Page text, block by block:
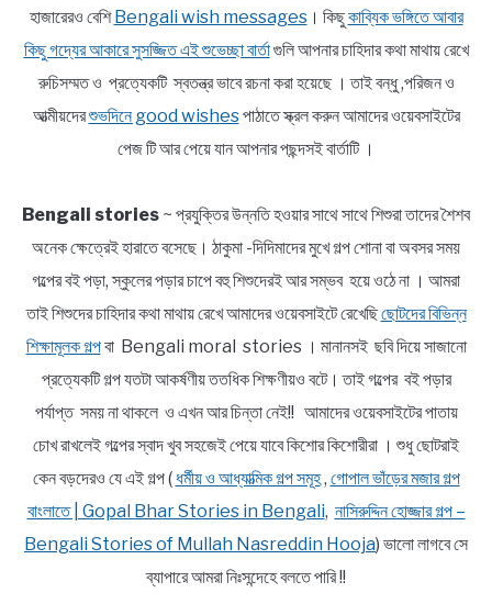
হাজারেরও বেশিBengali wish messages। কিছুকাব্যিক ভঙ্গিতে আবার
কিছু গদ্যের আকারে সুসজ্জিত এই শুভেচ্ছা বার্তাগুলি আপনার চাহিদার কথা মাথায় রেখে
রুচিসম্মত ও প্রত্যেকটি স্বতন্ত্র ভাবে রচনা করা হয়েছে । তাই বন্ধু ,পরিজন ও
আত্মীয়দেরশুভদিনে good wishesপাঠাতে স্ক্রল করুন আমাদের ওয়েবসাইটের
পেজ টি আর পেয়ে যান আপনার পছন্দসই বার্তাটি ।
Bengali stories ~ প্রযুক্তির উন্নতি হওয়ার সাথে সাথে শিশুরা তাদের শৈশব
অনেক ক্ষেত্রেই হারাতে বসেছে। ঠাকুমা -দিদিমাদের মুখে গল্প শোনা বা অবসর সময়
গল্পের বই পড়া, স্কুলের পড়ার চাপে বহু শিশুদেরই আর সম্ভব হয়ে ওঠে না । আমরা
তাই শিশুদের চাহিদার কথা মাথায় রেখে আমাদের ওয়েবসাইটে রেখেছিছোটদের বিভিন্ন
শিক্ষামূলক গল্পবা Bengali moral stories । মানানসই ছবি দিয়ে সাজানো
প্রত্যেকটি গল্প যতটা আকর্ষণীয় ততধিক শিক্ষণীয়ও বটে। তাই গল্পের বই পড়ার
পর্যাপ্ত সময় না থাকলে ও এখন আর চিন্তা নেই!! আমাদের ওয়েবসাইটের পাতায়
চোখ রাখলেই গল্পের স্বাদ খুব সহজেই পেয়ে যাবে কিশোর কিশোরীরা । শুধু ছোটরাই
কেন বড়দেরও যে এই গল্প ( ধর্মীয় ও আধ্যাত্মিক গল্প সমূহ, গোপাল ভাঁড়ের মজার গল্প
বাংলাতে | Gopal Bhar Stories in Bengali, নাসিরুদ্দিন হোজ্জার গল্প –
Bengali Stories of Mullah Nasreddin Hooja) ভালো লাগবে সে
ব্যাপারে আমরা নিঃসন্দেহে বলতে পারি !!